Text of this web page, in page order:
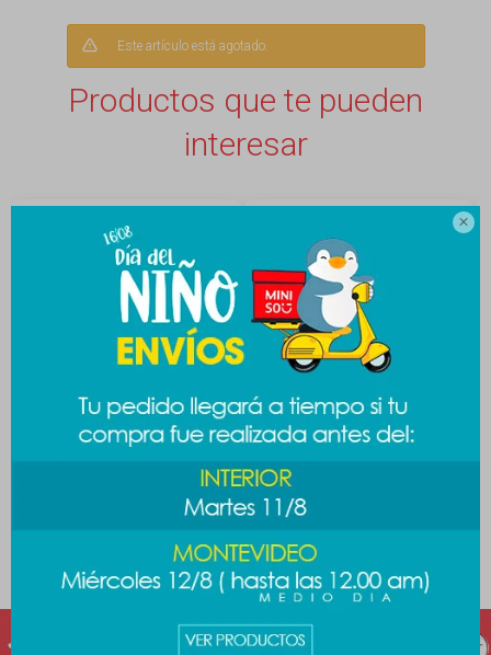

Este artículo está agotado.
Productos que te pueden
interesar
Peluche sanrio - Badtz-maru
$ 889